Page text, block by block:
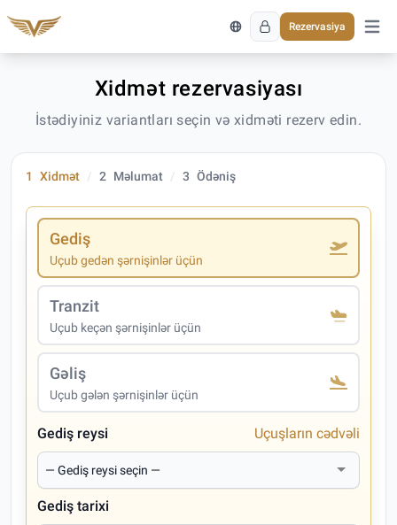
Rezervasiya
Əsas
Xidmət rezervasiyası
İstədiyiniz variantları seçin və xidməti rezerv edin.
1 Xidmət 2 Məlumat 3 Ödəniş
Gediş
Uçub gedən şərnişinlər üçün
Tranzit
Uçub keçən şərnişinlər üçün
Gəliş
Uçub gələn şərnişinlər üçün
Gediş reysi Uçuşların cədvəli
Gediş tarixi